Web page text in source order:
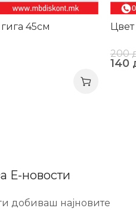
45см
200
140
Е-новости
добиваш најновите